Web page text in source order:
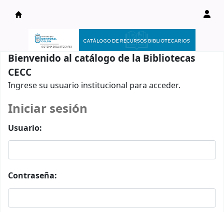
Catálogo en línea
Bienvenido al catálogo de la Bibliotecas
CECC
Ingrese su usuario institucional para acceder.
Iniciar sesión
Usuario:
Contraseña: